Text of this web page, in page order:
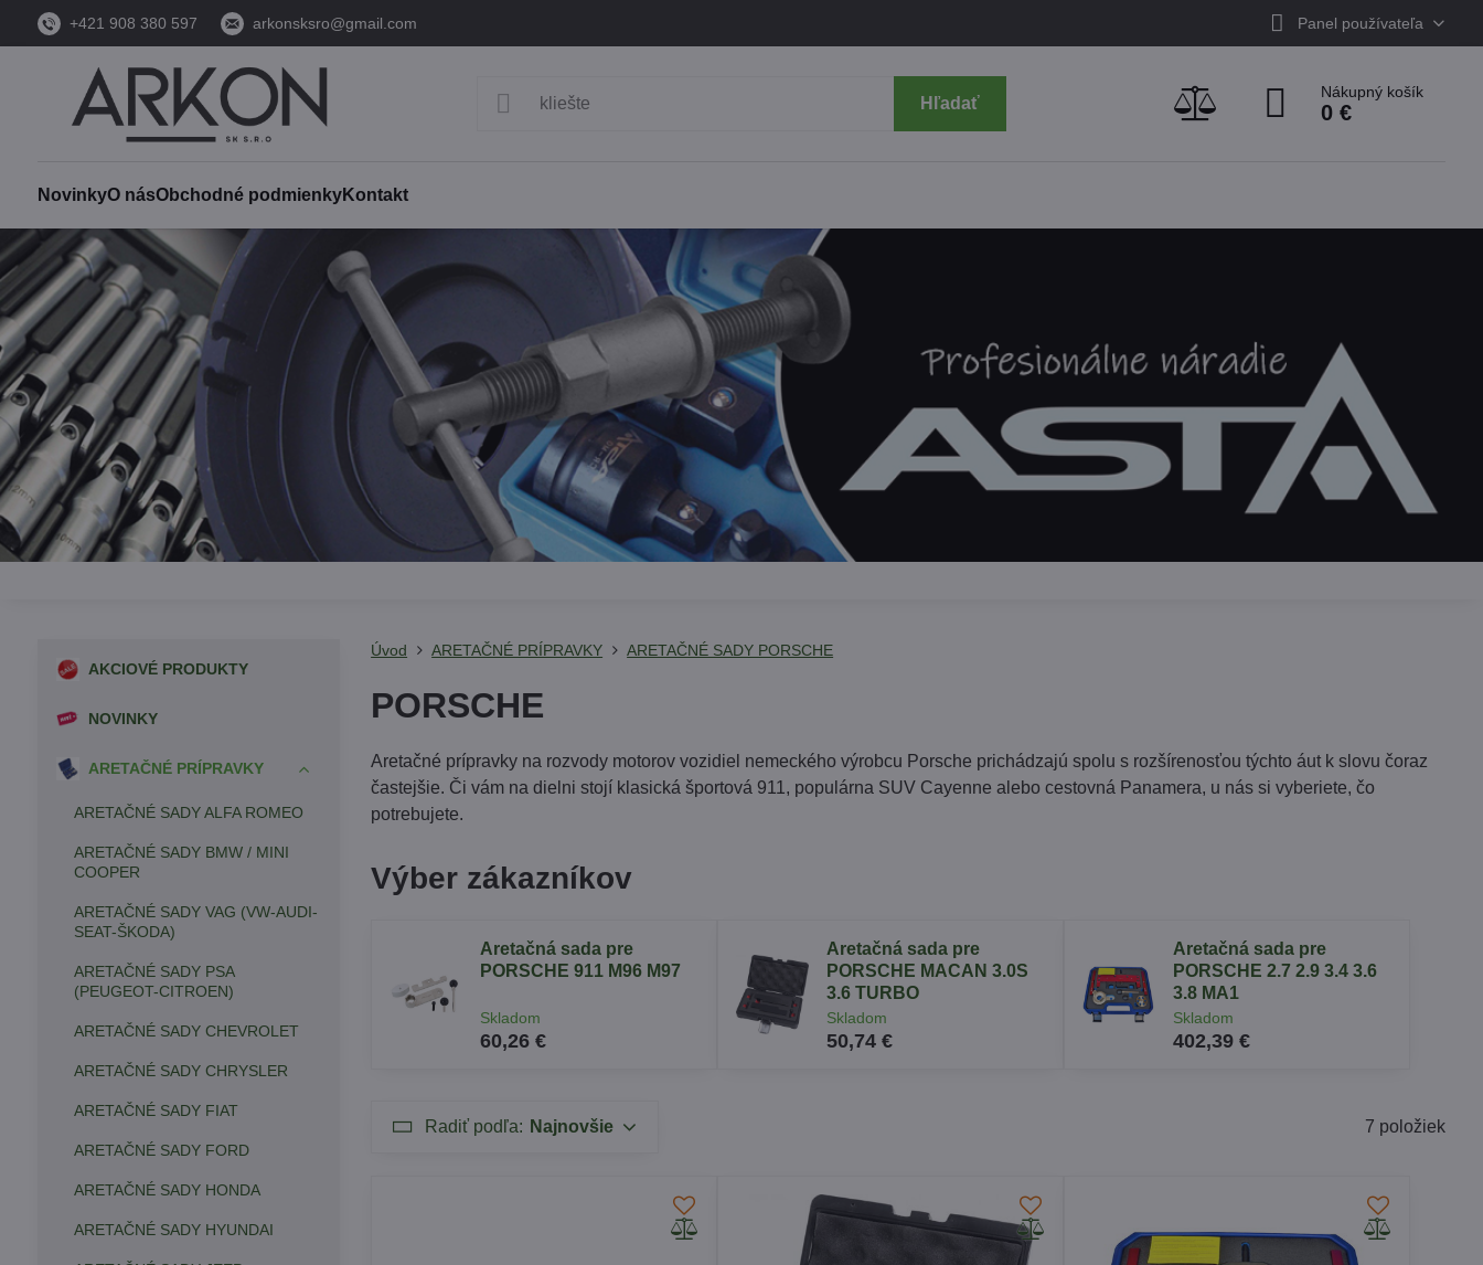
+421 908 380 597 arkonsksro@gmail.com Panel používateľa
Hľadať
Nákupný košík
0 €
NovinkyO násObchodné podmienkyKontakt
Úvod ARETAČNÉ PRÍPRAVKY ARETAČNÉ SADY PORSCHE
PORSCHE
Aretačné prípravky na rozvody motorov vozidiel nemeckého výrobcu Porsche prichádzajú spolu s rozšírenosťou týchto áut k slovu čoraz
častejšie. Či vám na dielni stojí klasická športová 911, populárna SUV Cayenne alebo cestovná Panamera, u nás si vyberiete, čo
potrebujete.
Výber zákazníkov
Aretačná sada pre
PORSCHE 911 M96 M97
Skladom
60,26 €
Aretačná sada pre
PORSCHE MACAN 3.0S
3.6 TURBO
Skladom
50,74 €
Aretačná sada pre
PORSCHE 2.7 2.9 3.4 3.6
3.8 MA1
Skladom
402,39 €
Radiť podľa: Najnovšie 7 položiek
AKCIOVÉ PRODUKTY
NOVINKY
ARETAČNÉ PRÍPRAVKY
ARETAČNÉ SADY ALFA ROMEO
ARETAČNÉ SADY BMW / MINI
COOPER
ARETAČNÉ SADY VAG (VW-AUDI-
SEAT-ŠKODA)
ARETAČNÉ SADY PSA
(PEUGEOT-CITROEN)
ARETAČNÉ SADY CHEVROLET
ARETAČNÉ SADY CHRYSLER
ARETAČNÉ SADY FIAT
ARETAČNÉ SADY FORD
ARETAČNÉ SADY HONDA
ARETAČNÉ SADY HYUNDAI